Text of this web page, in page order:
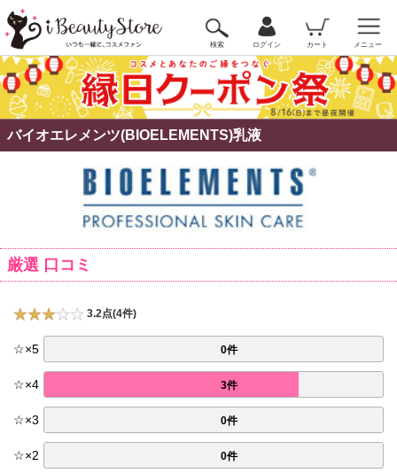
検索 ログイン カート メニュー
バイオエレメンツ(BIOELEMENTS)乳液
厳選 口コミ
3.2点(4件)
☆×5 0件
☆×4 3件
☆×3 0件
☆×2 0件